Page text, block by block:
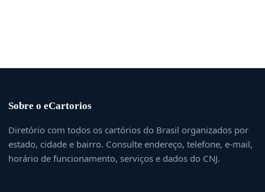
Sobre o eCartorios
Diretório com todos os cartórios do Brasil organizados por
estado, cidade e bairro. Consulte endereço, telefone, e-mail,
horário de funcionamento, serviços e dados do CNJ.